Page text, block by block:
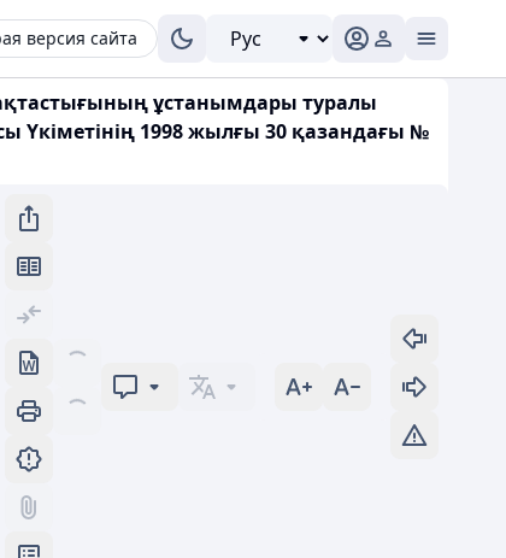
версия сайта
ұстанымдары туралы
Үкіметінің 1998 жылғы 30 қазандағы №